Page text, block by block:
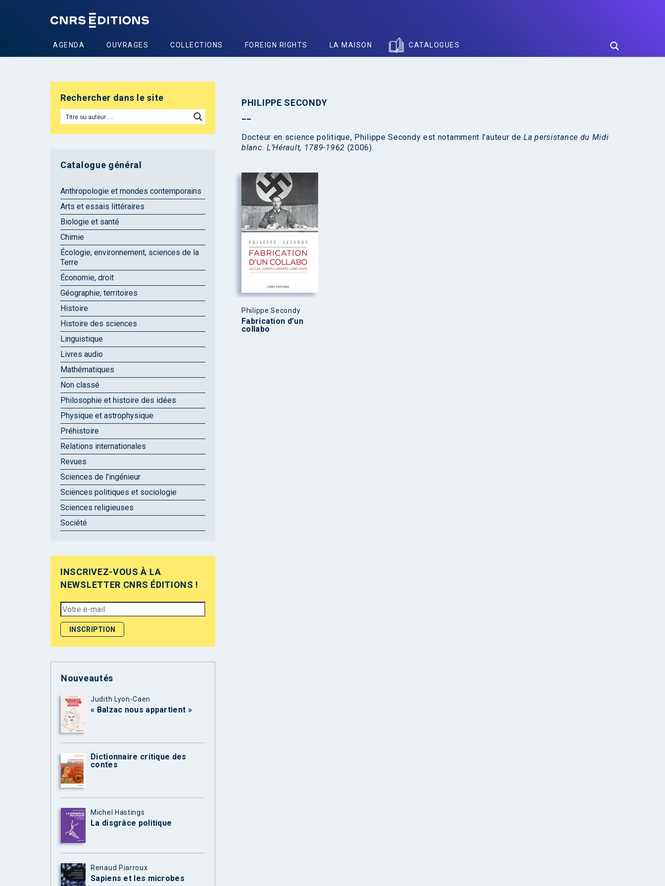
AGENDA OUVRAGES COLLECTIONS FOREIGN RIGHTS LA MAISON CATALOGUES
PHILIPPE SECONDY
Docteur en science politique, Philippe Secondy est notamment l’auteur deLa persistance du Midi
blanc. L’Hérault, 1789-1962 (2006).
Philippe Secondy
Fabrication d’un
collabo
Rechercher dans le site
Catalogue général
Anthropologie et mondes contemporains
Arts et essais littéraires
Biologie et santé
Chimie
Écologie, environnement, sciences de la
Terre
Économie, droit
Géographie, territoires
Histoire
Histoire des sciences
Linguistique
Livres audio
Mathématiques
Non classé
Philosophie et histoire des idées
Physique et astrophysique
Préhistoire
Relations internationales
Revues
Sciences de l'ingénieur
Sciences politiques et sociologie
Sciences religieuses
Société
INSCRIVEZ-VOUS À LA
NEWSLETTER CNRS ÉDITIONS !
Nouveautés
Judith Lyon-Caen
« Balzac nous appartient »
Dictionnaire critique des
contes
Michel Hastings
La disgrâce politique
Renaud Piarroux
Sapiens et les microbes